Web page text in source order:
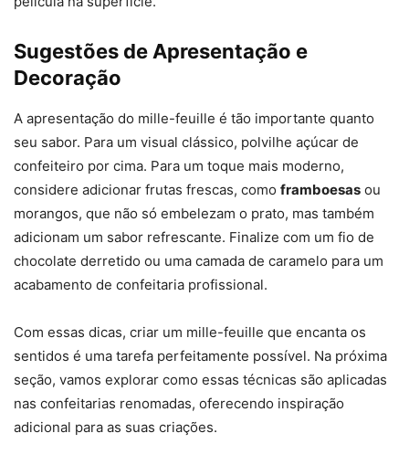
Sugestões de Apresentação e
Decoração
A apresentação do mille-feuille é tão importante quanto
seu sabor. Para um visual clássico, polvilhe açúcar de
confeiteiro por cima. Para um toque mais moderno,
considere adicionar frutas frescas, como framboesas ou
morangos, que não só embelezam o prato, mas também
adicionam um sabor refrescante. Finalize com um fio de
chocolate derretido ou uma camada de caramelo para um
acabamento de confeitaria profissional.
Com essas dicas, criar um mille-feuille que encanta os
sentidos é uma tarefa perfeitamente possível. Na próxima
seção, vamos explorar como essas técnicas são aplicadas
nas confeitarias renomadas, oferecendo inspiração
adicional para as suas criações.